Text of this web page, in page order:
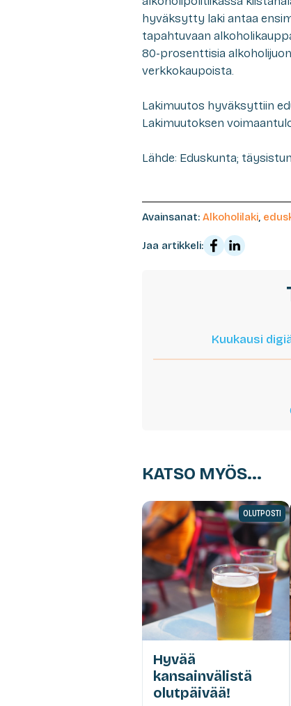
hyväksytty laki antaa
tapahtuvaan
80-prosenttisia
verkkokaupoista.
Lakimuutos hyväksyttiin
Lakimuutoksen
Lähde: Eduskunta;
Avainsanat: Alkoholilaki,
Jaa artikkeli:
Kuukausi
KATSO MYÖS...
OLUTPOSTI
Hyvää
kansainvälistä
olutpäivää!